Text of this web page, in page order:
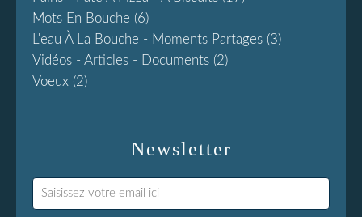
Newsletter
Mots En Bouche (6)
L'eau À La Bouche - Moments Partages (3)
Vidéos - Articles - Documents (2)
Voeux (2)